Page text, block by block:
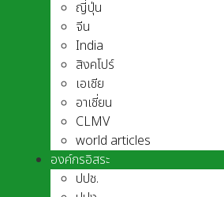
ญี่ปุ่น
จีน
India
สิงคโปร์
เอเชีย
อาเชี่ยน
CLMV
world articles
องค์กรอิสระ
ปปช.